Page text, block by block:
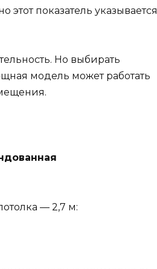
показатель указывается
Но выбирать
модель может работать
— 2,7 м: